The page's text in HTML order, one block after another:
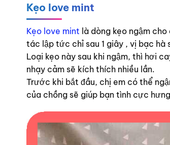
Kẹo love mint
Kẹo love mint là dòng kẹo ngậm
tác lập tức chỉ sau 1 giây , vị bạc
Loại kẹo này sau khi ngậm, thì hơi
nhạy cảm sẽ kích thích nhiều lần.
Trước khi bắt đầu, chị em có thể
của chồng sẽ giúp bạn tình cực